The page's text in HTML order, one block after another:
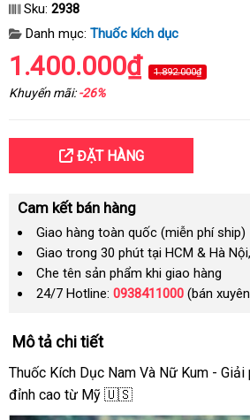
Sku: 2938
Danh mục: Thuốc kích dục
1.400.000₫ 1.892.000₫
Khuyến mãi:-26%
ĐẶT HÀNG
Cam kết bán hàng
Giao hàng toàn quốc (miễn phí ship)
Giao trong 30 phút tại HCM & Hà
Che tên sản phẩm khi giao hàng
24/7 Hotline: 0938411000 (bán
Mô tả chi tiết
Thuốc Kích Dục Nam Và Nữ Kum -
đỉnh cao từ Mỹ 🇺🇸